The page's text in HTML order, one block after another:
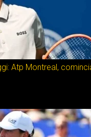
Atp Montreal,